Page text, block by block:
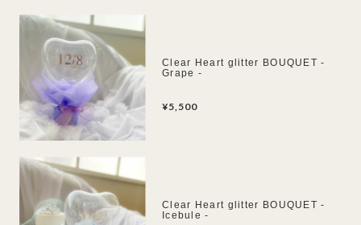
Clear Heart glitter BOUQUET -
Grape -
¥5,500
Clear Heart glitter BOUQUET -
Icebule -